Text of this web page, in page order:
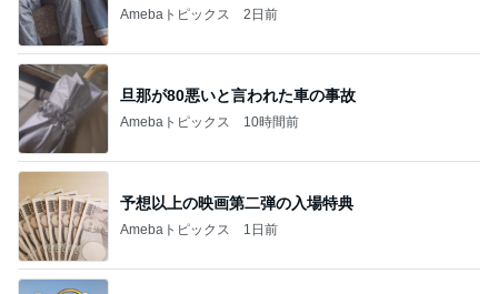
Amebaトピックス 2日前
旦那が80悪いと言われた車の事故
Amebaトピックス 10時間前
予想以上の映画第二弾の入場特典
Amebaトピックス 1日前